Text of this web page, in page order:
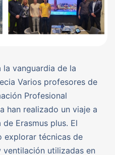
vanguardia de la
Varios profesores de
Profesional
han realizado un viaje a
Erasmus plus. El
explorar técnicas de
utilizadas en